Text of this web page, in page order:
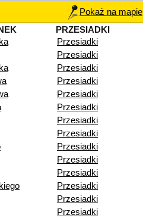
Pokaż na mapie
PRZESIADKI
Przesiadki
Przesiadki
Przesiadki
Przesiadki
Przesiadki
Przesiadki
Przesiadki
Przesiadki
Przesiadki
Przesiadki
Przesiadki
Przesiadki
Przesiadki
Przesiadki